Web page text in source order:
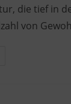
die tief in
von